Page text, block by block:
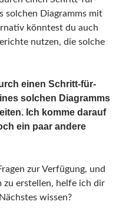
solchen Diagramms mit
könntest du auch
nutzen, die solche
einen Schritt-für-
solchen Diagramms
Ich komme darauf
ein paar andere
zur Verfügung, und
zu erstellen, helfe ich dir
wissen?